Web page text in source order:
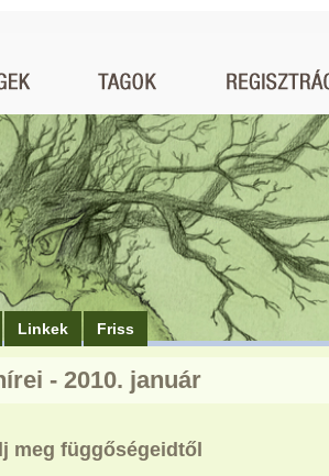
Linkek Friss
- 2010. január
meg függőségeidtől